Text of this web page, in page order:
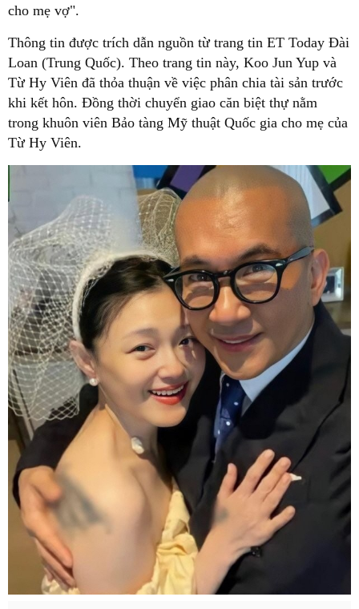
cho mẹ vợ".
Thông tin được trích dẫn nguồn từ trang tin ET Today Đài
Loan (Trung Quốc). Theo trang tin này, Koo Jun Yup và
Từ Hy Viên đã thỏa thuận về việc phân chia tài sản trước
khi kết hôn. Đồng thời chuyển giao căn biệt thự nằm
trong khuôn viên Bảo tàng Mỹ thuật Quốc gia cho mẹ của
Từ Hy Viên.